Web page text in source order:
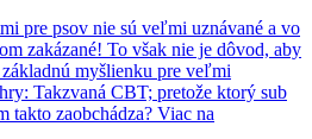
pre psov nie sú veľmi uznávané a vo
zakázané! To však nie je dôvod, aby
myšlienku pre veľmi
Takzvaná CBT; pretože ktorý sub
takto zaobchádza? Viac na